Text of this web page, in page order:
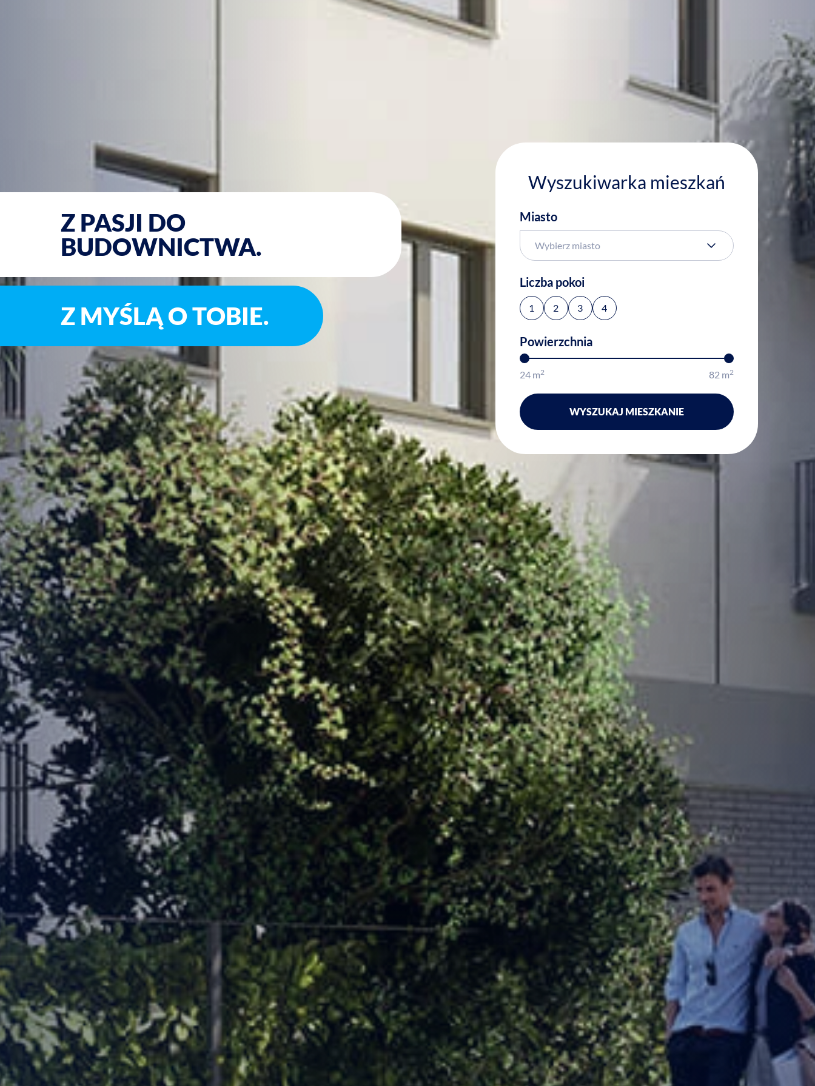
Z PASJI DO
BUDOWNICTWA.
Z MYŚLĄ O TOBIE.
Wyszukiwarka mieszkań
Miasto
Wybierz miasto
Liczba pokoi
1 2 3 4
Powierzchnia
24 m2 82 m2
WYSZUKAJ MIESZKANIE